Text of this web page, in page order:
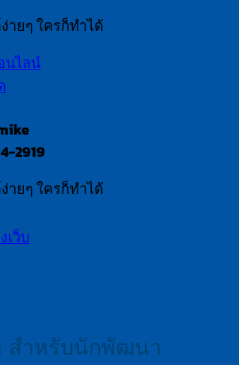
ายๆ ใครก็ทำได้
นไลน์
2919
ายๆ ใครก็ทำได้
สำหรับนักพัฒนา